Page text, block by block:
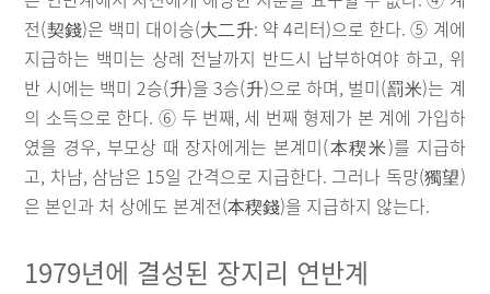
전(契錢)은 백미 대이승(大二升: 약 4리터)으로 한다. ⑤ 계에
지급하는 백미는 상례 전날까지 반드시 납부하여야 하고, 위
반 시에는 백미 2승(升)을 3승(升)으로 하며, 벌미(罰米)는 계
의 소득으로 한다. ⑥ 두 번째, 세 번째 형제가 본 계에 가입하
였을 경우, 부모상 때 장자에게는 본계미(本稧米)를 지급하
고, 차남, 삼남은 15일 간격으로 지급한다. 그러나 독망(獨望)
은 본인과 처 상에도 본계전(本稧錢)을 지급하지 않는다.
1979년에 결성된 장지리 연반계